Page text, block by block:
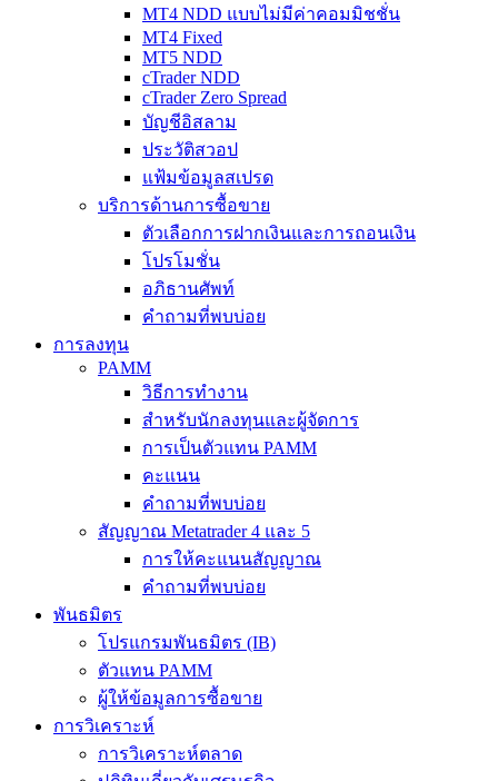
MT4 NDD แบบไม่มีค่าคอมมิชชั่น
MT4 Fixed
MT5 NDD
cTrader NDD
cTrader Zero Spread
บัญชีอิสลาม
ประวัติสวอป
แฟ้มข้อมูลสเปรด
บริการด้านการซื้อขาย
ตัวเลือกการฝากเงินและการถอนเงิน
โปรโมชั่น
อภิธานศัพท์
คำถามที่พบบ่อย
การลงทุน
PAMM
วิธีการทำงาน
สำหรับนักลงทุนและผู้จัดการ
การเป็นตัวแทน PAMM
คะแนน
คำถามที่พบบ่อย
สัญญาณ Metatrader 4 และ 5
การให้คะแนนสัญญาณ
คำถามที่พบบ่อย
พันธมิตร
โปรแกรมพันธมิตร (IB)
ตัวแทน PAMM
ผู้ให้ข้อมูลการซื้อขาย
การวิเคราะห์
การวิเคราะห์ตลาด